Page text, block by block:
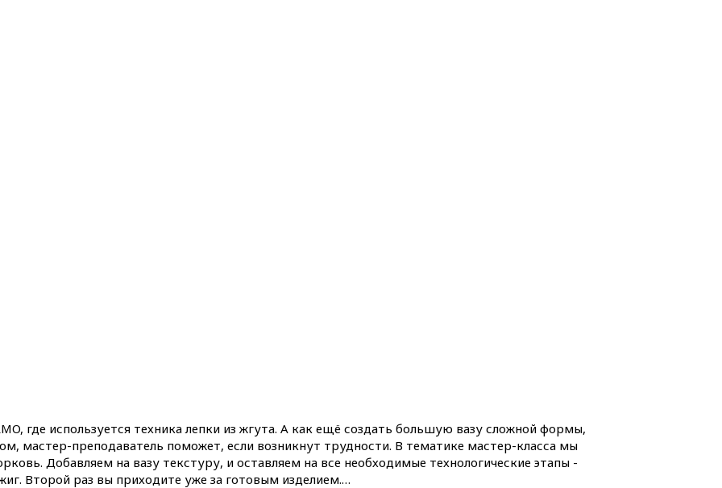
где используется техника лепки из жгута. А как ещё создать большую вазу сложной формы,
мастер-преподаватель поможет, если возникнут трудности. В тематике мастер-класса мы
Добавляем на вазу текстуру, и оставляем на все необходимые технологические этапы -
Второй раз вы приходите уже за готовым изделием.…